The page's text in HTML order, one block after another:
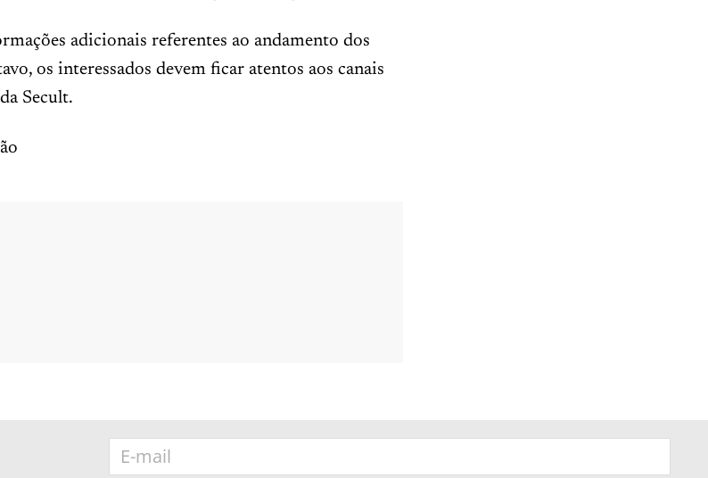
adicionais referentes ao andamento dos
os interessados devem ficar atentos aos canais
Secult.